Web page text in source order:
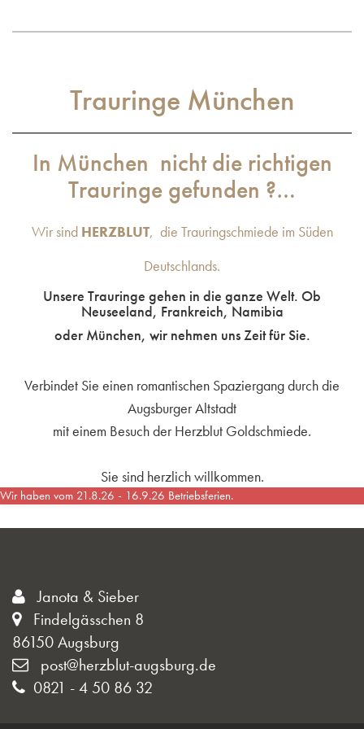
Trauringe München
In München nicht die richtigen
Trauringe gefunden ?…
Wir sind HERZBLUT, die Trauringschmiede im Süden
Deutschlands.
Unsere Trauringe gehen in die ganze Welt. Ob
Neuseeland, Frankreich, Namibia
oder München, wir nehmen uns Zeit für Sie.
Verbindet Sie einen romantischen Spaziergang durch die
Augsburger Altstadt
mit einem Besuch der Herzblut Goldschmiede.
Sie sind herzlich willkommen.
Wir haben vom 21.8.26 - 16.9.26 Betriebsferien.
Janota & Sieber
Findelgässchen 8
86150 Augsburg
post@herzblut-augsburg.de
0821 - 4 50 86 32